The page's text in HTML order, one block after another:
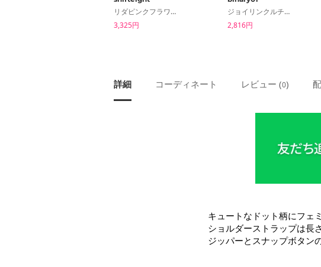
リダピンクフラワーパッチナシブラウス
3,325円
ジョイリンクルチェックスカート
2,816円
詳細 コーディネート レビュー (0)
キュートなドット柄にフェ
ショルダーストラップは長
ジッパーとスナップボタン